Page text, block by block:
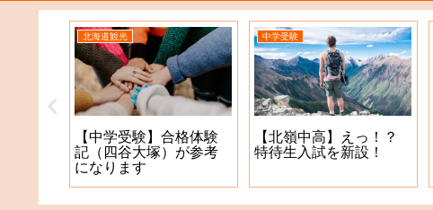
北海道観光
【中学受験】合格体験
記（四谷大塚）が参考
になります
中学受験
【北嶺中高】えっ！？
特待生入試を新設！